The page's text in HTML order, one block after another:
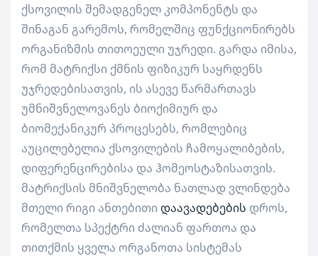
ქსოვილის შემადგენელ კომპონენტს და
შინაგან გარემოს, რომელშიც ფუნქციონირებს
ორგანიზმის თითოეული უჯრედი. გარდა იმისა,
რომ მატრიქსი ქმნის ფიზიკურ საყრდენს
უჯრედებისათვის, ის ასევე წარმართავს
უმნიშვნელოვანეს ბიოქიმიურ და
ბიომექანიკურ პროცესებს, რომლებიც
აუცილებელია ქსოვილების ჩამოყალიბების,
დიფერენცირებისა და ჰომეოსტაზისათვის.
მატრიქსის მნიშვნელობა ნათლად ვლინდება
მთელი რიგი ანთებითი დაავადებების დროს,
რომელთა სპექტრი ძალიან ფართოა და
თითქმის ყველა ორგანოთა სისტემას